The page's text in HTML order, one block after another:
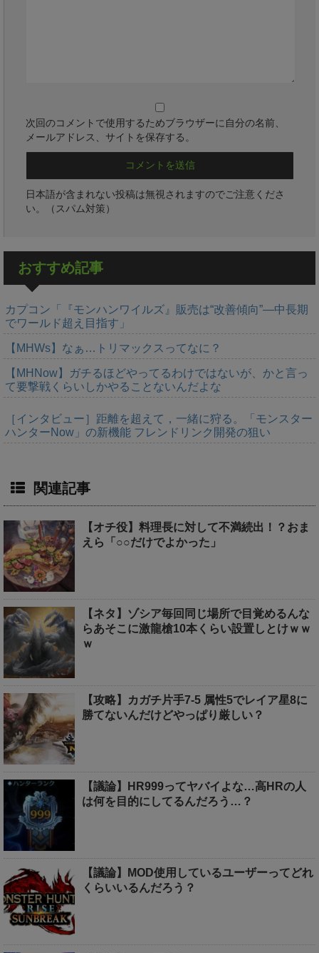
次回のコメントで使用するためブラウザーに自分の名前、
メールアドレス、サイトを保存する。
日本語が含まれない投稿は無視されますのでご注意くださ
い。（スパム対策）
おすすめ記事
カプコン「『モンハンワイルズ』販売は“改善傾向”―中長期
でワールド超え目指す」
【MHWs】なぁ…トリマックスってなに？
【MHNow】ガチるほどやってるわけではないが、かと言っ
て要撃戦くらいしかやることないんだよな
［インタビュー］距離を超えて，一緒に狩る。「モンスター
ハンターNow」の新機能 フレンドリンク開発の狙い
関連記事
【オチ役】料理長に対して不満続出！？おま
えら「○○だけでよかった」
【ネタ】ゾシア毎回同じ場所で目覚めるんな
らあそこに激龍槍10本くらい設置しとけｗｗ
ｗ
【攻略】カガチ片手7-5 属性5でレイア星8に
勝てないんだけどやっぱり厳しい？
【議論】HR999ってヤバイよな…高HRの人
は何を目的にしてるんだろう…？
【議論】MOD使用しているユーザーってどれ
くらいいるんだろう？